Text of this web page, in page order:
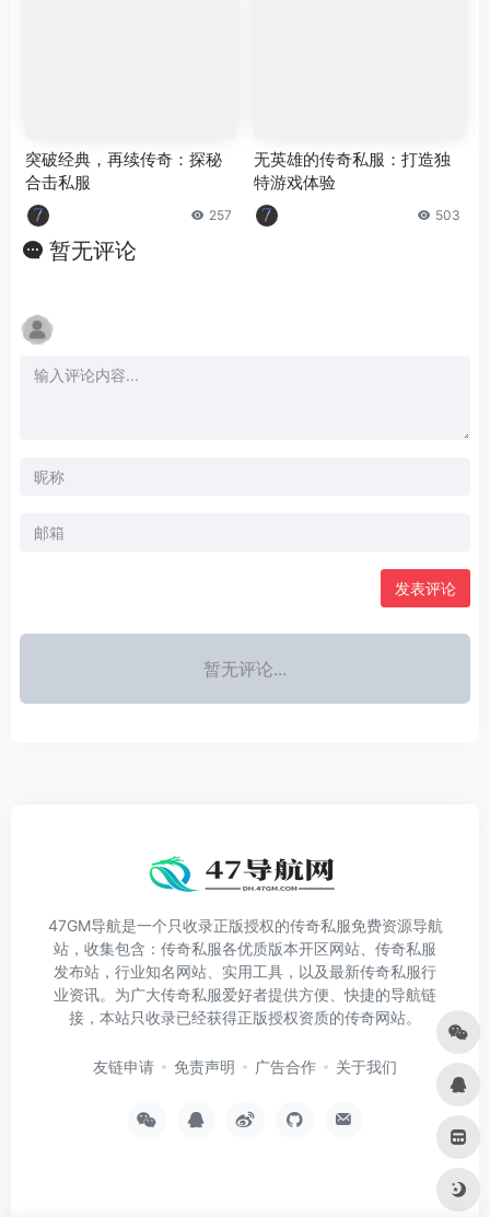
突破经典，再续传奇：探秘
合击私服
257
无英雄的传奇私服：打造独
特游戏体验
503
暂无评论
发表评论
暂无评论...
47GM导航是一个只收录正版授权的传奇私服免费资源导航
站，收集包含：传奇私服各优质版本开区网站、传奇私服
发布站，行业知名网站、实用工具，以及最新传奇私服行
业资讯。为广大传奇私服爱好者提供方便、快捷的导航链
接，本站只收录已经获得正版授权资质的传奇网站。
友链申请 免责声明 广告合作 关于我们